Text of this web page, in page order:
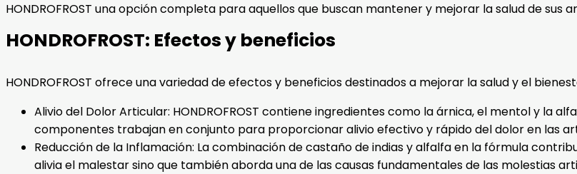
HONDROFROST una opción completa para aquellos que buscan mantener y mejorar la salud de sus
HONDROFROST: Efectos y beneficios
HONDROFROST ofrece una variedad de efectos y beneficios destinados a mejorar la salud y el
Alivio del Dolor Articular: HONDROFROST contiene ingredientes como la árnica, el mentol y la
componentes trabajan en conjunto para proporcionar alivio efectivo y rápido del dolor en las
Reducción de la Inflamación: La combinación de castaño de indias y alfalfa en la fórmula
alivia el malestar sino que también aborda una de las causas fundamentales de las molestias